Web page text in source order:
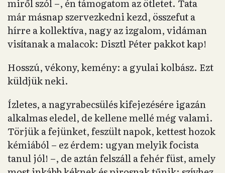
miről szól –, én támogatom az ötletet. Tata
már másnap szervezkedni kezd, összefut a
hírre a kollektíva, nagy az izgalom, vidáman
visítanak a malacok: Disztl Péter pakkot kap!
Hosszú, vékony, kemény: a gyulai kolbász. Ezt
küldjük neki.
Ízletes, a nagyrabecsülés kifejezésére igazán
alkalmas eledel, de kellene mellé még valami.
Törjük a fejünket, feszült napok, kettest hozok
kémiából – ez érdem: ugyan melyik focista
tanul jól! –, de aztán felszáll a fehér füst, amely